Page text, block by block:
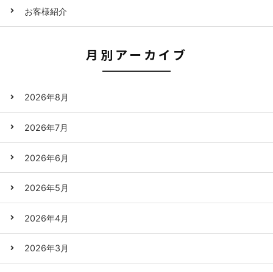
お客様紹介
月別アーカイブ
2026年8月
2026年7月
2026年6月
2026年5月
2026年4月
2026年3月